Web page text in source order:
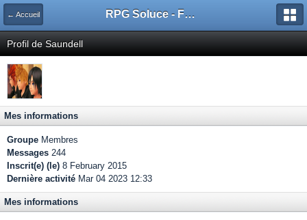
← Accueil RPG Soluce - Forum
Profil de Saundell
Mes informations
Groupe Membres
Messages 244
Inscrit(e) (le) 8 February 2015
Dernière activité Mar 04 2023 12:33
Mes informations